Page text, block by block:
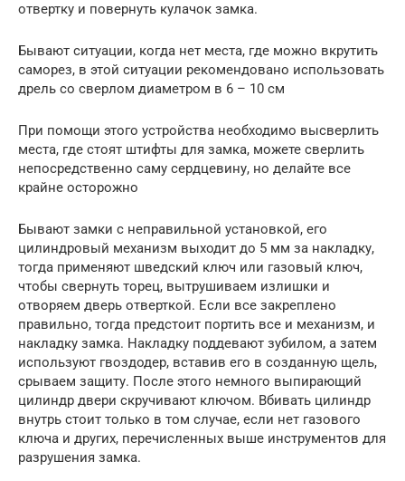
отвертку и повернуть кулачок замка.
Бывают ситуации, когда нет места, где можно вкрутить
саморез, в этой ситуации рекомендовано использовать
дрель со сверлом диаметром в 6 – 10 см
При помощи этого устройства необходимо высверлить
места, где стоят штифты для замка, можете сверлить
непосредственно саму сердцевину, но делайте все
крайне осторожно
Бывают замки с неправильной установкой, его
цилиндровый механизм выходит до 5 мм за накладку,
тогда применяют шведский ключ или газовый ключ,
чтобы свернуть торец, вытрушиваем излишки и
отворяем дверь отверткой. Если все закреплено
правильно, тогда предстоит портить все и механизм, и
накладку замка. Накладку поддевают зубилом, а затем
используют гвоздодер, вставив его в созданную щель,
срываем защиту. После этого немного выпирающий
цилиндр двери скручивают ключом. Вбивать цилиндр
внутрь стоит только в том случае, если нет газового
ключа и других, перечисленных выше инструментов для
разрушения замка.